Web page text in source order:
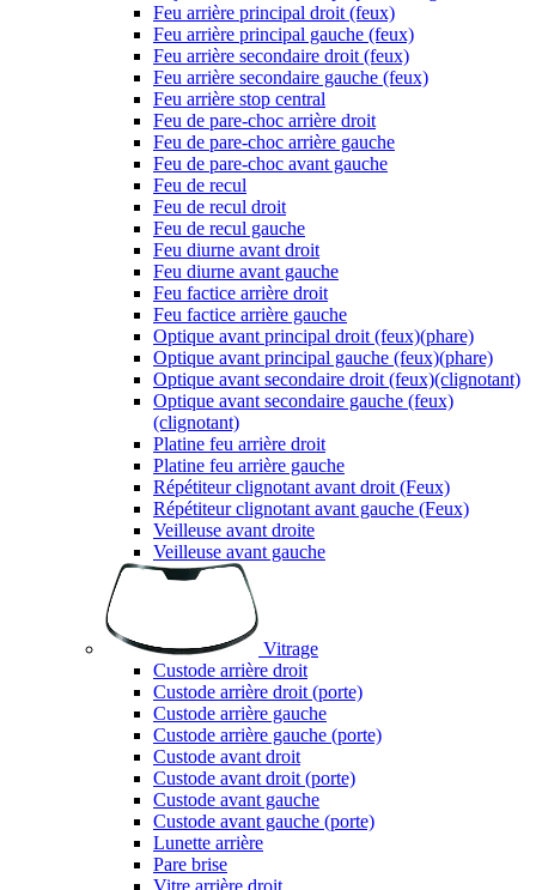
Feu arrière principal droit (feux)
Feu arrière principal gauche (feux)
Feu arrière secondaire droit (feux)
Feu arrière secondaire gauche (feux)
Feu arrière stop central
Feu de pare-choc arrière droit
Feu de pare-choc arrière gauche
Feu de pare-choc avant gauche
Feu de recul
Feu de recul droit
Feu de recul gauche
Feu diurne avant droit
Feu diurne avant gauche
Feu factice arrière droit
Feu factice arrière gauche
Optique avant principal droit (feux)(phare)
Optique avant principal gauche (feux)(phare)
Optique avant secondaire droit (feux)(clignotant)
Optique avant secondaire gauche (feux)
(clignotant)
Platine feu arrière droit
Platine feu arrière gauche
Répétiteur clignotant avant droit (Feux)
Répétiteur clignotant avant gauche (Feux)
Veilleuse avant droite
Veilleuse avant gauche
Vitrage
Custode arrière droit
Custode arrière droit (porte)
Custode arrière gauche
Custode arrière gauche (porte)
Custode avant droit
Custode avant droit (porte)
Custode avant gauche
Custode avant gauche (porte)
Lunette arrière
Pare brise
Vitre arrière droit